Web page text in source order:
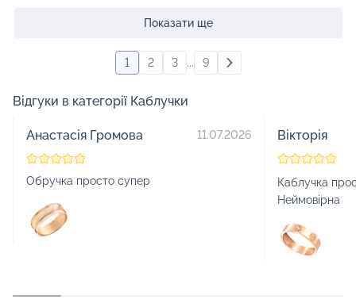
Показати ще
1 2 3 ... 9
Відгуки в категорії Каблучки
Анастасія Громова 11.07.2026
Обручка просто супер
Вікторія
Каблучка
Неймовірна